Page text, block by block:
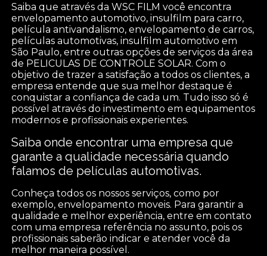
Saiba que através da WSC FILM você encontra
envelopamento automotivo, insulfilm para carro,
película antivandalismo, envelopamento de carros,
películas automotivas, insulfilm automotivo em
São Paulo, entre outras opções de serviços da área
de PELICULAS DE CONTROLE SOLAR. Com o
objetivo de trazer a satisfação a todos os clientes, a
empresa entende que sua melhor destaque é
conquistar a confiança de cada um. Tudo isso só é
possível através do investimento em equipamentos
modernos e profissionais experientes.
Saiba onde encontrar uma empresa que
garante a qualidade necessária quando
falamos de películas automotivas.
Conheça todos os nossos serviços, como por
exemplo, envelopamento moveis. Para garantir a
qualidade e melhor experiência, entre em contato
com uma empresa referência no assunto, pois os
profissionais saberão indicar e atender você da
melhor maneira possível.